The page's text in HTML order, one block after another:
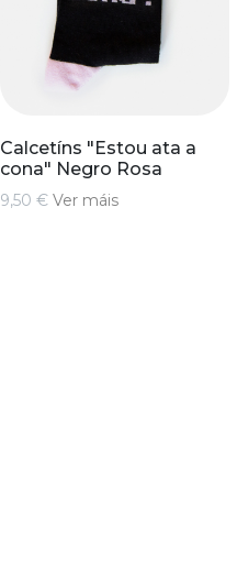
Calcetíns "Estou ata a
cona" Negro Rosa
9,50 € Ver máis